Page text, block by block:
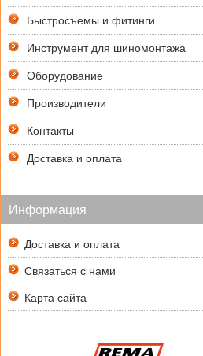
Быстросъемы и фитинги
Инструмент для шиномонтажа
Оборудование
Производители
Контакты
Доставка и оплата
Информация
Доставка и оплата
Связаться с нами
Карта сайта